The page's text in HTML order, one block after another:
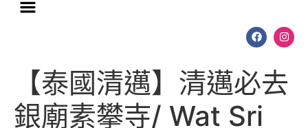
【泰國清邁】清邁必去
銀廟素攀寺/ Wat Sri